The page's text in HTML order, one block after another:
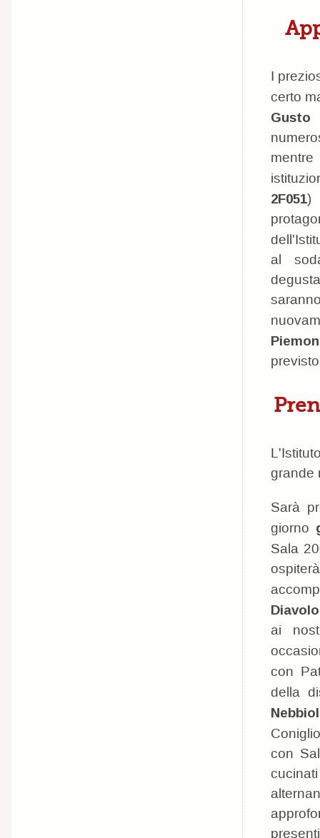
I
certo
Gusto
2F051
al
grande
Sarà
giorno
Sala
ai
con
della
con